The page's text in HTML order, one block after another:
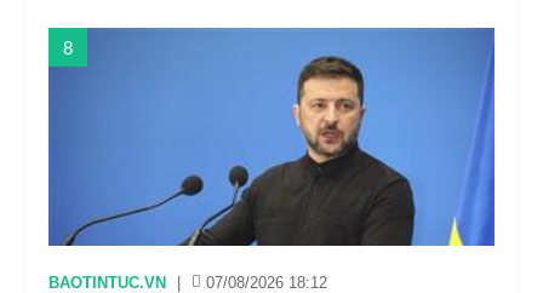
8
BAOTINTUC.VN 07/08/2026 18:12